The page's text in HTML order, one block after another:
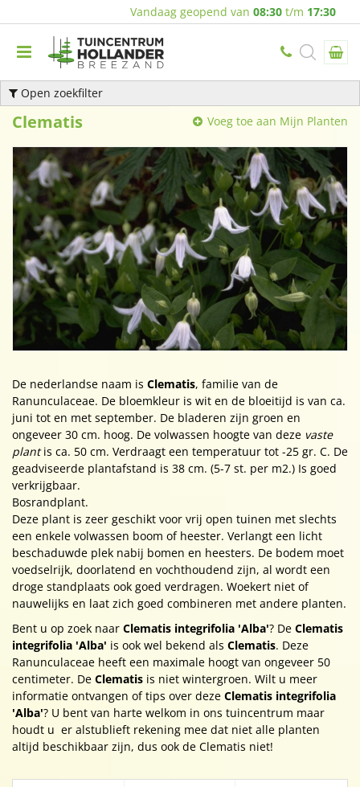
Vandaag geopend van 08:30 t/m 17:30
Open zoekfilter
Clematis Voeg toe aan Mijn Planten
De nederlandse naam is Clematis, familie van de
Ranunculaceae. De bloemkleur is wit en de bloeitijd is van ca.
juni tot en met september. De bladeren zijn groen en
ongeveer 30 cm. hoog. De volwassen hoogte van deze vaste
plantis ca. 50 cm. Verdraagt een temperatuur tot -25 gr. C. De
geadviseerde plantafstand is 38 cm. (5-7 st. per m2.) Is goed
verkrijgbaar.
Bosrandplant.
Deze plant is zeer geschikt voor vrij open tuinen met slechts
een enkele volwassen boom of heester. Verlangt een licht
beschaduwde plek nabij bomen en heesters. De bodem moet
voedselrijk, doorlatend en vochthoudend zijn, al wordt een
droge standplaats ook goed verdragen. Woekert niet of
nauwelijks en laat zich goed combineren met andere planten.
Bent u op zoek naar Clematis integrifolia 'Alba'? De Clematis
integrifolia 'Alba' is ook wel bekend als Clematis. Deze
Ranunculaceae heeft een maximale hoogt van ongeveer 50
centimeter. De Clematis is niet wintergroen. Wilt u meer
informatie ontvangen of tips over deze Clematis integrifolia
'Alba'? U bent van harte welkom in ons tuincentrum maar
houdt u er alstublieft rekening mee dat niet alle planten
altijd beschikbaar zijn, dus ook de Clematis niet!